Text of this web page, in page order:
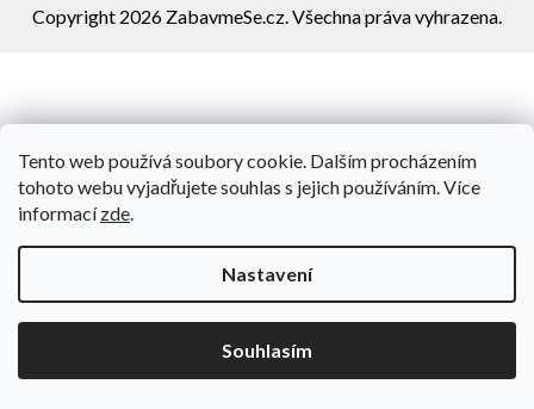
Tento web používá soubory cookie. Dalším procházením
tohoto webu vyjadřujete souhlas s jejich používáním. Více
informacízde.
Nastavení
Souhlasím
Copyright 2026 ZabavmeSe.cz. Všechna práva vyhrazena.